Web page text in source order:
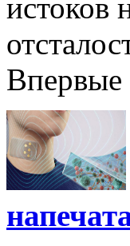
истоков
Впервые